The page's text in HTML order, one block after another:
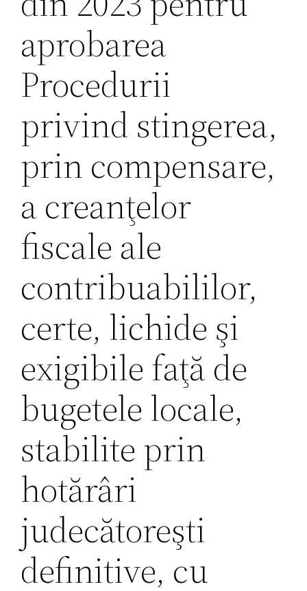
aprobarea
Procedurii
privind stingerea,
prin compensare,
a creanţelor
fiscale ale
contribuabililor,
certe, lichide şi
exigibile faţă de
bugetele locale,
stabilite prin
hotărâri
judecătoreşti
definitive, cu